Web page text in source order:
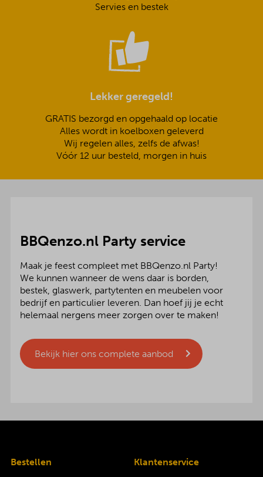
Servies en bestek
Lekker geregeld!
GRATIS bezorgd en opgehaald op locatie
Alles wordt in koelboxen geleverd
Wij regelen alles, zelfs de afwas!
Vóór 12 uur besteld, morgen in huis
BBQenzo.nl Party service
Maak je feest compleet met BBQenzo.nl Party!
We kunnen wanneer de wens daar is borden,
bestek, glaswerk, partytenten en meubelen voor
bedrijf en particulier leveren. Dan hoef jij je echt
helemaal nergens meer zorgen over te maken!
Bekijk hier ons complete aanbod
Bestellen
Klantenservice